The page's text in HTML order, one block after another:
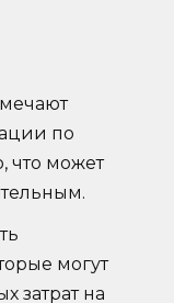
по
что может
могут
затрат на